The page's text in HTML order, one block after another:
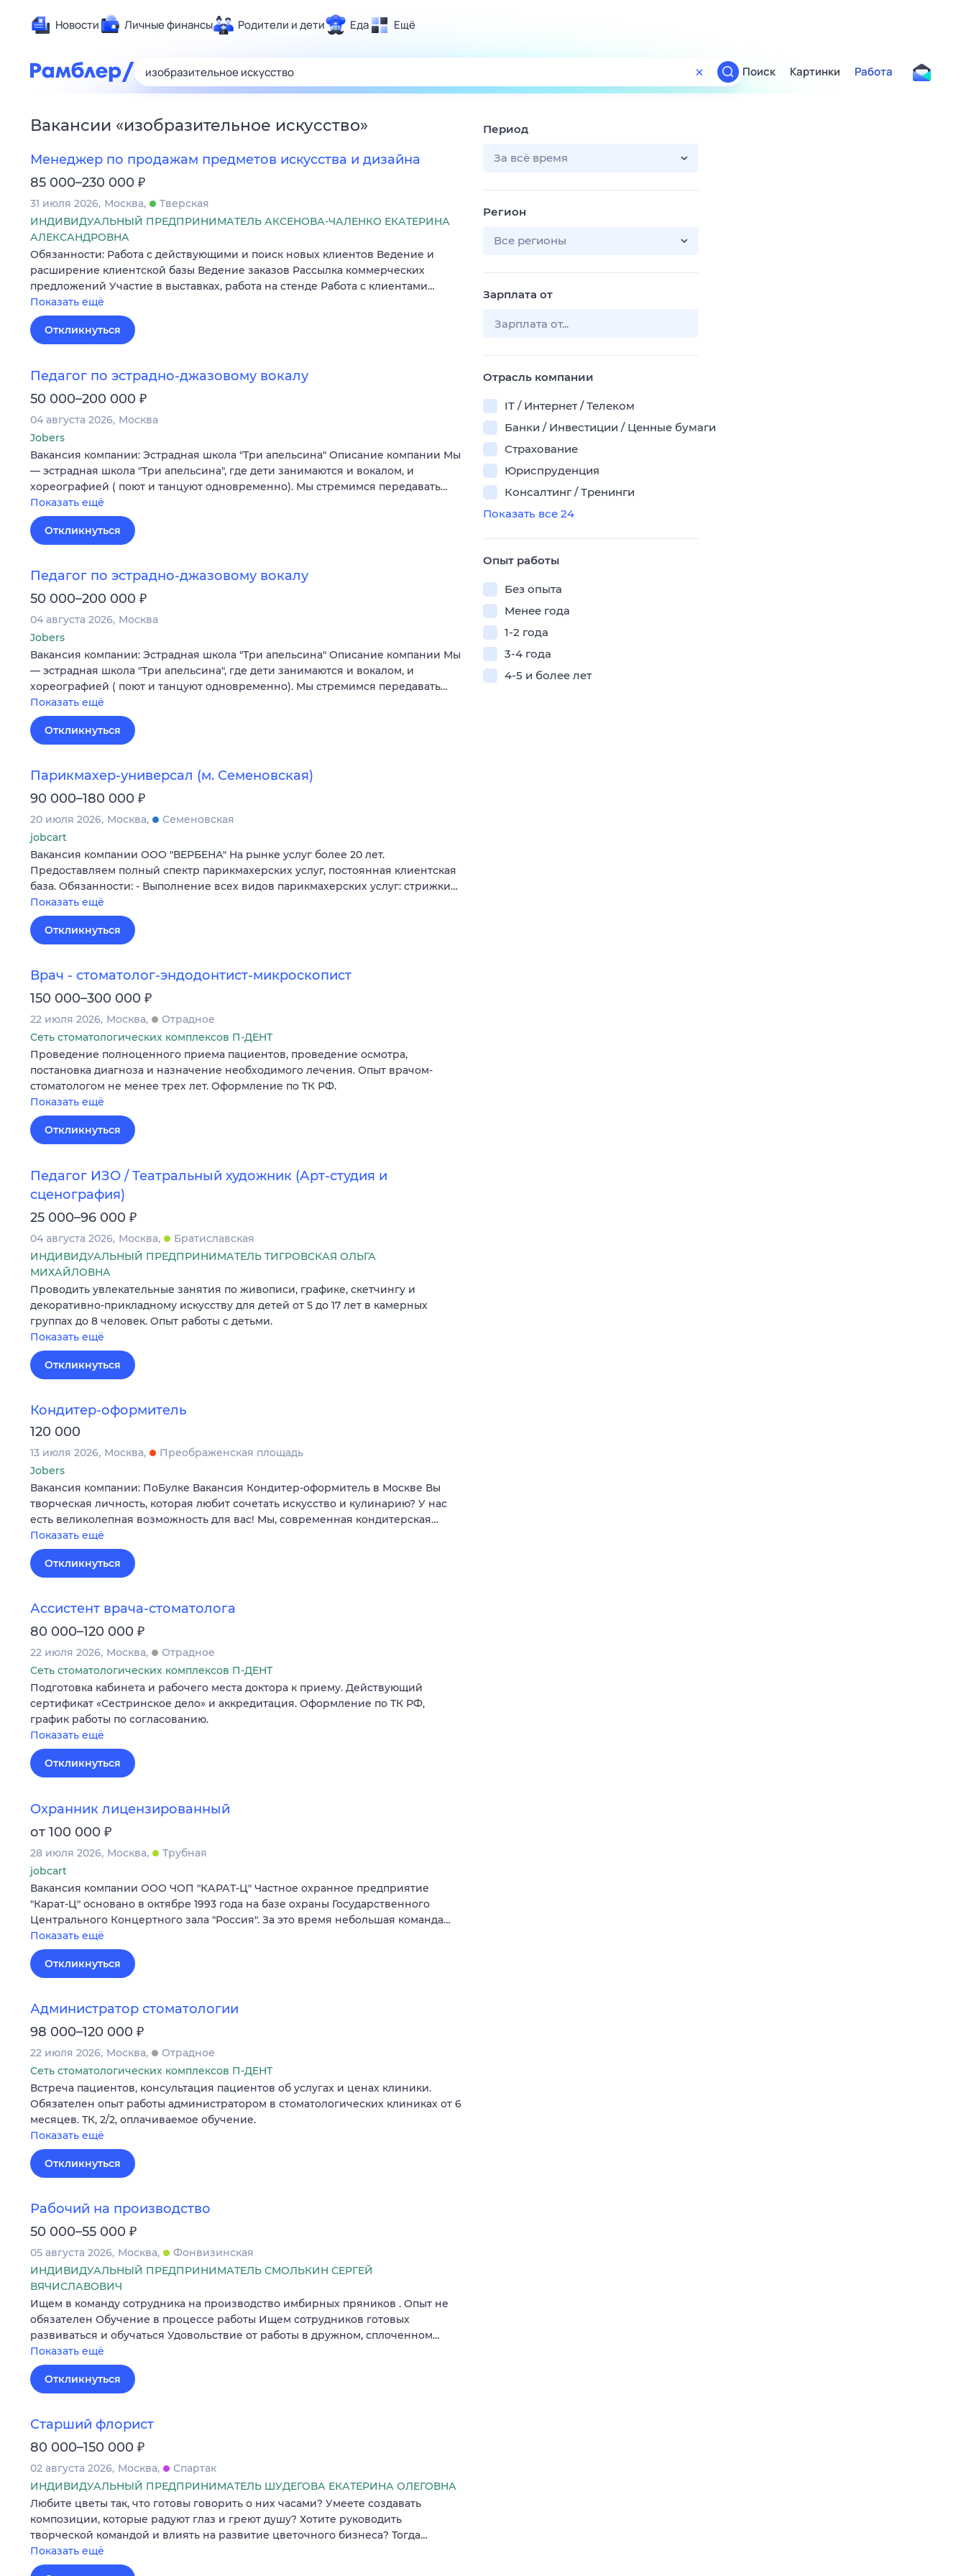
Новости Личные финансы Родители и дети Еда Ещё
Здоровье
Развлечения и отдых
Спорт
Карьера
Жизненные ситуации
Гороскопы
Поиск
ТВ-программа
Поиск Картинки Работа
Вакансии «изобразительное искусство»
Менеджер по продажам предметов искусства и дизайна
85 000–230 000 ₽
31 июля 2026 Москва
Тверская
ИНДИВИДУАЛЬНЫЙ ПРЕДПРИНИМАТЕЛЬ АКСЕНОВА-ЧАЛЕНКО ЕКАТЕРИНА
АЛЕКСАНДРОВНА
Обязанности: Работа с действующими и поиск новых клиентов Ведение и
расширение клиентской базы Ведение заказов Рассылка коммерческих
предложений Участие в выставках, работа на стенде Работа с клиентами…
Показать ещё
Откликнуться
Педагог по эстрадно-джазовому вокалу
50 000–200 000 ₽
04 августа 2026 Москва
Jobers
Вакансия компании: Эстрадная школа "Три апельсина" Описание компании Мы
— эстрадная школа "Три апельсина", где дети занимаются и вокалом, и
хореографией ( поют и танцуют одновременно). Мы стремимся передавать…
Показать ещё
Откликнуться
Педагог по эстрадно-джазовому вокалу
50 000–200 000 ₽
04 августа 2026 Москва
Jobers
Вакансия компании: Эстрадная школа "Три апельсина" Описание компании Мы
— эстрадная школа "Три апельсина", где дети занимаются и вокалом, и
хореографией ( поют и танцуют одновременно). Мы стремимся передавать…
Показать ещё
Откликнуться
Парикмахер-универсал (м. Семеновская)
90 000–180 000 ₽
20 июля 2026 Москва
Семеновская
jobcart
Вакансия компании ООО "ВЕРБЕНА" На рынке услуг более 20 лет.
Предоставляем полный спектр парикмахерских услуг, постоянная клиентская
база. Обязанности: - Выполнение всех видов парикмахерских услуг: стрижки…
Показать ещё
Откликнуться
Врач - стоматолог-эндодонтист-микроскопист
150 000–300 000 ₽
22 июля 2026 Москва
Отрадное
Сеть стоматологических комплексов П-ДЕНТ
Проведение полноценного приема пациентов, проведение осмотра,
постановка диагноза и назначение необходимого лечения. Опыт врачом-
стоматологом не менее трех лет. Оформление по ТК РФ.
Показать ещё
Откликнуться
Педагог ИЗО / Театральный художник (Арт-студия и
сценография)
25 000–96 000 ₽
04 августа 2026 Москва
Братиславская
ИНДИВИДУАЛЬНЫЙ ПРЕДПРИНИМАТЕЛЬ ТИГРОВСКАЯ ОЛЬГА
МИХАЙЛОВНА
Проводить увлекательные занятия по живописи, графике, скетчингу и
декоративно-прикладному искусству для детей от 5 до 17 лет в камерных
группах до 8 человек. Опыт работы с детьми.
Показать ещё
Откликнуться
Кондитер-оформитель
120 000
13 июля 2026 Москва
Преображенская площадь
Jobers
Вакансия компании: ПоБулке Вакансия Кондитер-оформитель в Москве Вы
творческая личность, которая любит сочетать искусство и кулинарию? У нас
есть великолепная возможность для вас! Мы, современная кондитерская…
Показать ещё
Откликнуться
Ассистент врача-стоматолога
80 000–120 000 ₽
22 июля 2026 Москва
Отрадное
Сеть стоматологических комплексов П-ДЕНТ
Подготовка кабинета и рабочего места доктора к приему. Действующий
сертификат «Сестринское дело» и аккредитация. Оформление по ТК РФ,
график работы по согласованию.
Показать ещё
Откликнуться
Охранник лицензированный
от 100 000 ₽
28 июля 2026 Москва
Трубная
jobcart
Вакансия компании ООО ЧОП "КАРАТ-Ц" Частное охранное предприятие
"Карат-Ц" основано в октябре 1993 года на базе охраны Государственного
Центрального Концертного зала "Россия". За это время небольшая команда…
Показать ещё
Откликнуться
Администратор стоматологии
98 000–120 000 ₽
22 июля 2026 Москва
Отрадное
Сеть стоматологических комплексов П-ДЕНТ
Встреча пациентов, консультация пациентов об услугах и ценах клиники.
Обязателен опыт работы администратором в стоматологических клиниках от 6
месяцев. ТК, 2/2, оплачиваемое обучение.
Показать ещё
Откликнуться
Рабочий на производство
50 000–55 000 ₽
05 августа 2026 Москва
Фонвизинская
ИНДИВИДУАЛЬНЫЙ ПРЕДПРИНИМАТЕЛЬ СМОЛЬКИН СЕРГЕЙ
ВЯЧИСЛАВОВИЧ
Ищем в команду сотрудника на производство имбирных пряников . Опыт не
обязателен Обучение в процессе работы Ищем сотрудников готовых
развиваться и обучаться Удовольствие от работы в дружном, сплоченном…
Показать ещё
Откликнуться
Старший флорист
80 000–150 000 ₽
02 августа 2026 Москва
Спартак
ИНДИВИДУАЛЬНЫЙ ПРЕДПРИНИМАТЕЛЬ ШУДЕГОВА ЕКАТЕРИНА ОЛЕГОВНА
Любите цветы так, что готовы говорить о них часами? Умеете создавать
композиции, которые радуют глаз и греют душу? Хотите руководить
творческой командой и влиять на развитие цветочного бизнеса? Тогда…
Показать ещё
Период
За всё время
Регион
Все регионы
Зарплата от
Отрасль компании
IT / Интернет / Телеком
Банки / Инвестиции / Ценные бумаги
Страхование
Юриспруденция
Консалтинг / Тренинги
Показать все 24
Опыт работы
Без опыта
Менее года
1-2 года
3-4 года
4-5 и более лет